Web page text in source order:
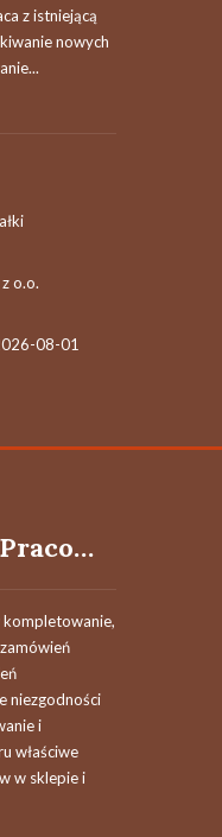
z istniejącą
nowych
o.o.
08-01
Pracownik / Pracowniczka Magazynu (Sektor Logistyki)
niezgodności
i
właściwe
w sklepie i